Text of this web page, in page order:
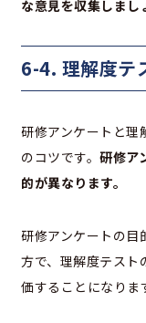
な意見を収集しまし
6-4. 理解度テ
研修アンケートと理
のコツです。 研修ア
的が異なります。
研修アンケートの目
方で、理解度テスト
価することになりま